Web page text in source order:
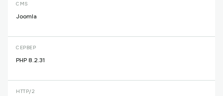
CMS
Joomla
СЕРВЕР
PHP 8.2.31
HTTP/2